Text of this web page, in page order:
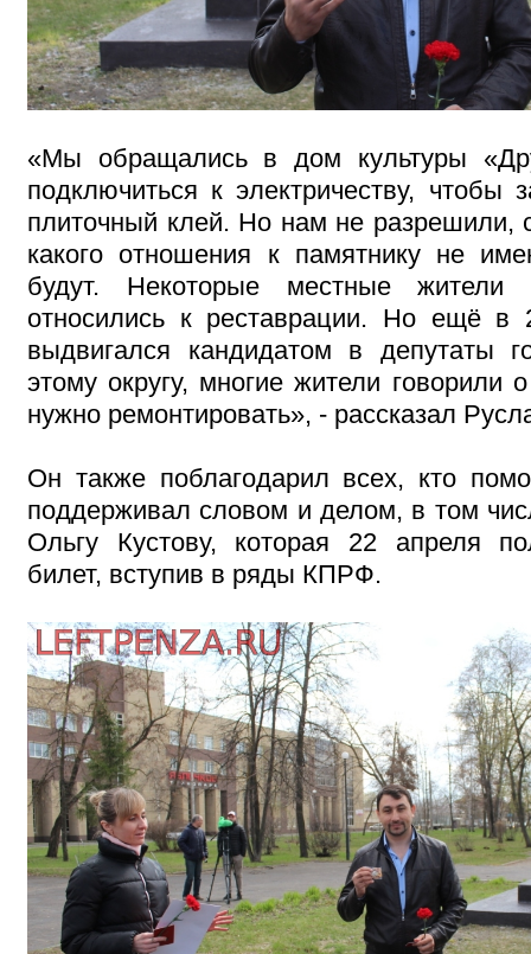
«Мы обращались в дом культуры
подключиться к электричеству, чтобы
плиточный клей. Но нам не разрешили,
какого отношения к памятнику не
будут. Некоторые местные жители
относились к реставрации. Но ещё в
выдвигался кандидатом в депутаты
этому округу, многие жители говорили
нужно ремонтировать», - рассказал
Он также поблагодарил всех, кто
поддерживал словом и делом, в том
Ольгу Кустову, которая 22 апреля
билет, вступив в ряды КПРФ.